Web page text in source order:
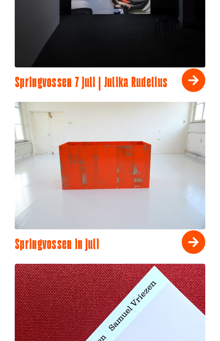
Springvossen 7 juli | Julika Rudelius
Springvossen in juli